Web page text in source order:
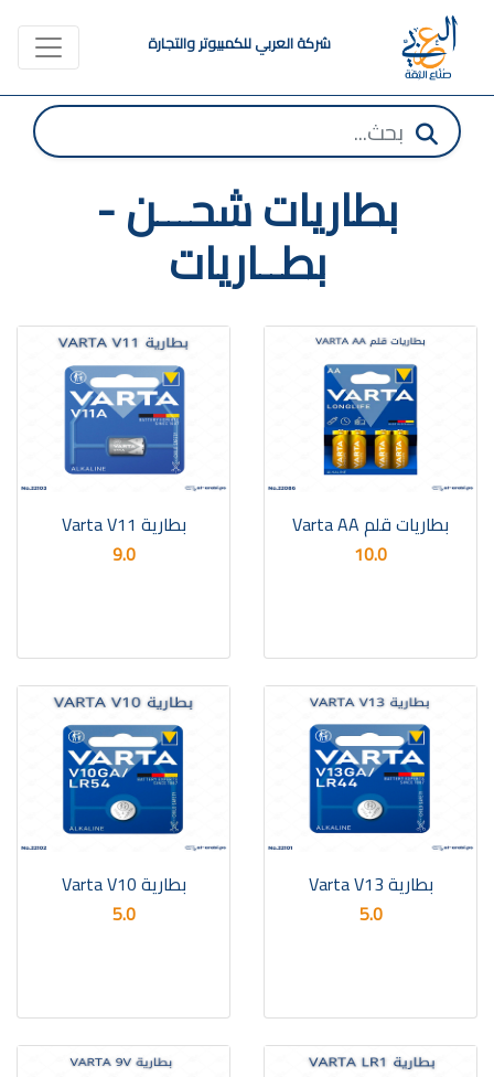
شركة العربي للكمبيوتر والتجارة
بطاريات شحـــن -
بطــاريات
بطاريات قلم Varta AA
10.0
بطارية Varta V11
9.0
بطارية Varta V13
5.0
بطارية Varta V10
5.0